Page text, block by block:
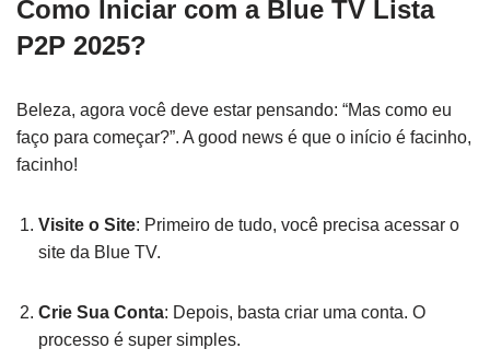
Como Iniciar com a Blue TV Lista
P2P 2025?
Beleza, agora você deve estar pensando: “Mas como eu
faço para começar?”. A good news é que o início é facinho,
facinho!
Visite o Site: Primeiro de tudo, você precisa acessar o
site da Blue TV.
Crie Sua Conta: Depois, basta criar uma conta. O
processo é super simples.